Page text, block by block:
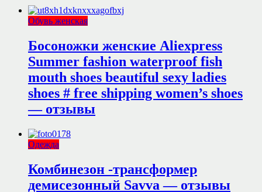
Обувь женская
Босоножки женские Aliexpress
Summer fashion waterproof fish
mouth shoes beautiful sexy ladies
shoes # free shipping women’s shoes
— отзывы
Одежда
Комбинезон -трансформер
демисезонный Savva — отзывы